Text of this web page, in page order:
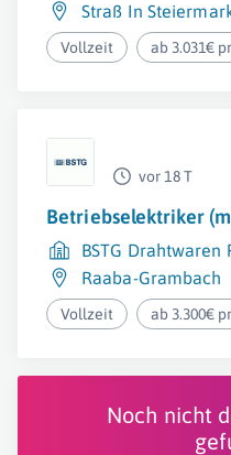
Straß In
Vollzeit ab 3.031€
vor 18 T
Betriebselektriker
BSTG Drahtwaren
Raaba-Grambach
Vollzeit ab 3.300€
Noch nicht